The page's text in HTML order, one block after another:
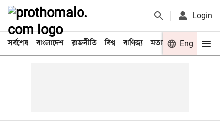
Login
সর্বশেষ বাংলাদেশ রাজনীতি বিশ্ব বাণিজ্য মতামত খেলা
Eng